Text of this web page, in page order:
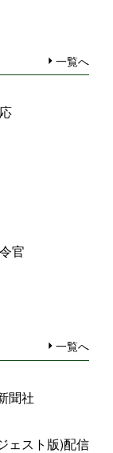
一覧へ
官
一覧へ
聞社
ェスト版)配信